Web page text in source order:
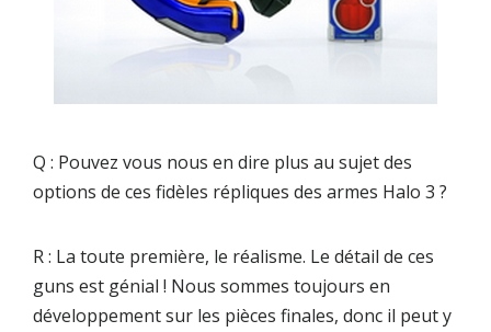
Q : Pouvez vous nous en dire plus au sujet des
options de ces fidèles répliques des armes Halo 3 ?
R : La toute première, le réalisme. Le détail de ces
guns est génial ! Nous sommes toujours en
développement sur les pièces finales, donc il peut y